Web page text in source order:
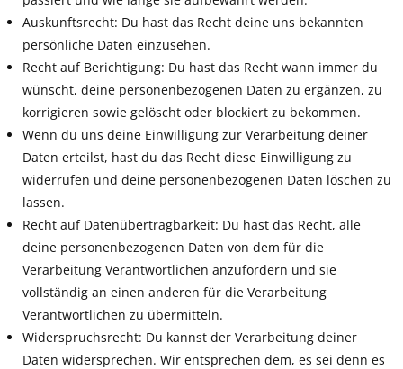
Auskunftsrecht: Du hast das Recht deine uns bekannten
persönliche Daten einzusehen.
Recht auf Berichtigung: Du hast das Recht wann immer du
wünscht, deine personenbezogenen Daten zu ergänzen, zu
korrigieren sowie gelöscht oder blockiert zu bekommen.
Wenn du uns deine Einwilligung zur Verarbeitung deiner
Daten erteilst, hast du das Recht diese Einwilligung zu
widerrufen und deine personenbezogenen Daten löschen zu
lassen.
Recht auf Datenübertragbarkeit: Du hast das Recht, alle
deine personenbezogenen Daten von dem für die
Verarbeitung Verantwortlichen anzufordern und sie
vollständig an einen anderen für die Verarbeitung
Verantwortlichen zu übermitteln.
Widerspruchsrecht: Du kannst der Verarbeitung deiner
Daten widersprechen. Wir entsprechen dem, es sei denn es